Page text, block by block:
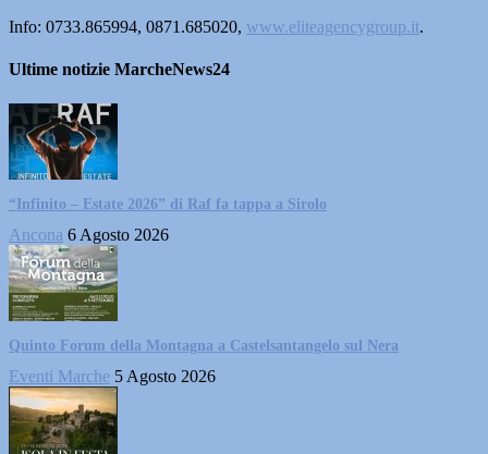
Info: 0733.865994, 0871.685020, www.eliteagencygroup.it.
Ultime notizie MarcheNews24
“Infinito – Estate 2026” di Raf fa tappa a Sirolo
Ancona 6 Agosto 2026
Quinto Forum della Montagna a Castelsantangelo sul Nera
Eventi Marche 5 Agosto 2026